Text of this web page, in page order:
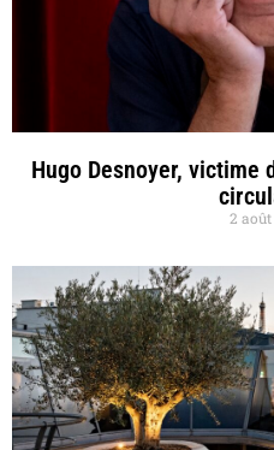
Hugo Desnoyer, victime
2